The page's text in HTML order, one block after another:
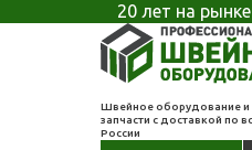
20 лет на
Швейное оборудование и
запчасти с доставкой по
России